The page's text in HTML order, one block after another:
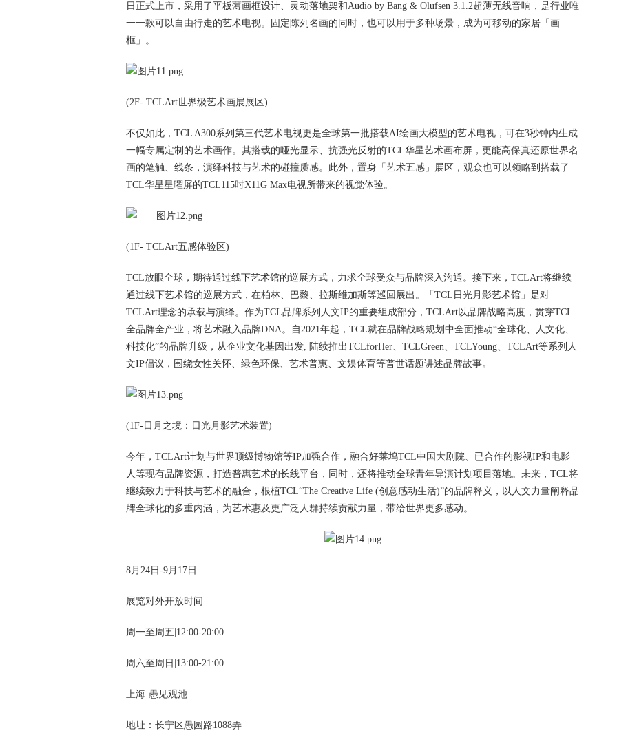
日正式上市，采用了平板薄画框设计、灵动落地架和Audio by Bang & Olufsen 3.1.2超薄无线音响，是行业唯
一一款可以自由行走的艺术电视。固定陈列名画的同时，也可以用于多种场景，成为可移动的家居「画
框」。
(2F- TCLArt世界级艺术画展展区)
不仅如此，TCL A300系列第三代艺术电视更是全球第一批搭载AI绘画大模型的艺术电视，可在3秒钟内生成
一幅专属定制的艺术画作。其搭载的哑光显示、抗强光反射的TCL华星艺术画布屏，更能高保真还原世界名
画的笔触、线条，演绎科技与艺术的碰撞质感。此外，置身「艺术五感」展区，观众也可以领略到搭载了
TCL华星星曜屏的TCL115吋X11G Max电视所带来的视觉体验。
(1F- TCLArt五感体验区)
TCL放眼全球，期待通过线下艺术馆的巡展方式，力求全球受众与品牌深入沟通。接下来，TCLArt将继续
通过线下艺术馆的巡展方式，在柏林、巴黎、拉斯维加斯等巡回展出。「TCL日光月影艺术馆」是对
TCLArt理念的承载与演绎。作为TCL品牌系列人文IP的重要组成部分，TCLArt以品牌战略高度，贯穿TCL
全品牌全产业，将艺术融入品牌DNA。自2021年起，TCL就在品牌战略规划中全面推动“全球化、人文化、
科技化”的品牌升级，从企业文化基因出发, 陆续推出TCLforHer、TCLGreen、TCLYoung、TCLArt等系列人
文IP倡议，围绕女性关怀、绿色环保、艺术普惠、文娱体育等普世话题讲述品牌故事。
(1F-日月之境：日光月影艺术装置)
今年，TCLArt计划与世界顶级博物馆等IP加强合作，融合好莱坞TCL中国大剧院、已合作的影视IP和电影
人等现有品牌资源，打造普惠艺术的长线平台，同时，还将推动全球青年导演计划项目落地。未来，TCL将
继续致力于科技与艺术的融合，根植TCL“The Creative Life (创意感动生活)”的品牌释义，以人文力量阐释品
牌全球化的多重内涵，为艺术惠及更广泛人群持续贡献力量，带给世界更多感动。
8月24日-9月17日
展览对外开放时间
周一至周五|12:00-20:00
周六至周日|13:00-21:00
上海·愚见观池
地址：长宁区愚园路1088弄